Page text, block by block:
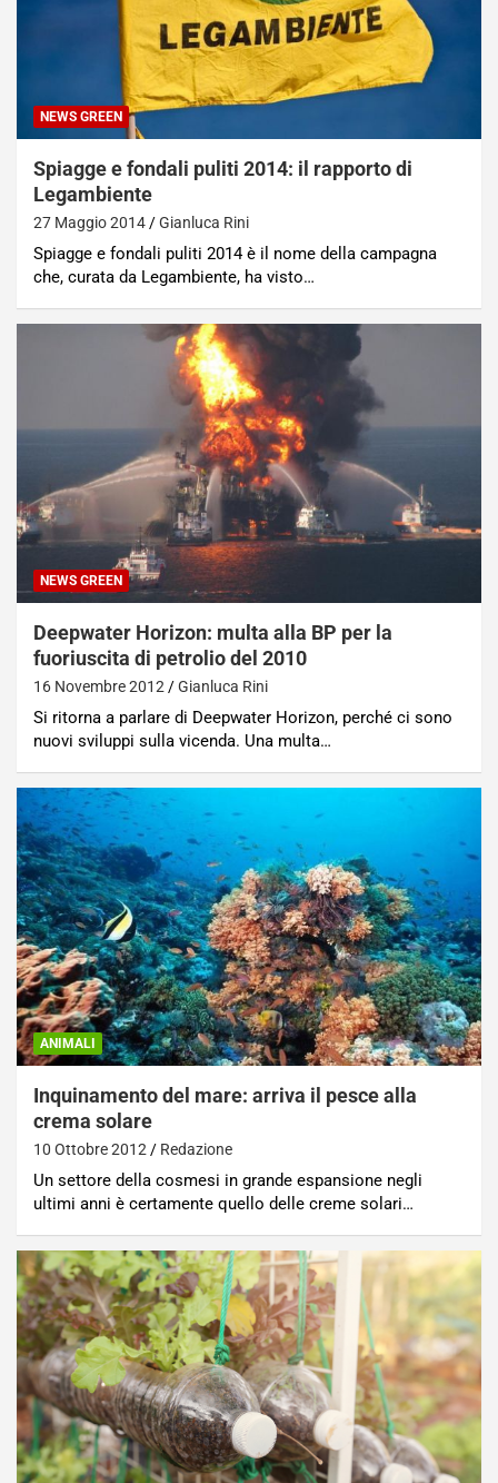
NEWS GREEN
Spiagge e fondali puliti 2014: il rapporto di
Legambiente
27 Maggio 2014 Gianluca Rini
Spiagge e fondali puliti 2014 è il nome della campagna
che, curata da Legambiente, ha visto…
NEWS GREEN
Deepwater Horizon: multa alla BP per la
fuoriuscita di petrolio del 2010
16 Novembre 2012 Gianluca Rini
Si ritorna a parlare di Deepwater Horizon, perché ci sono
nuovi sviluppi sulla vicenda. Una multa…
ANIMALI
Inquinamento del mare: arriva il pesce alla
crema solare
10 Ottobre 2012 Redazione
Un settore della cosmesi in grande espansione negli
ultimi anni è certamente quello delle creme solari…